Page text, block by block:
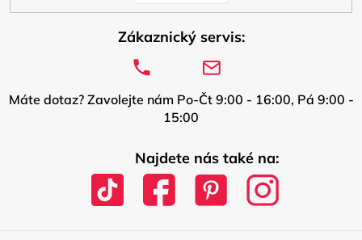
Zákaznický servis:
Máte dotaz? Zavolejte nám Po-Čt 9:00 - 16:00, Pá 9:00 -
15:00
Najdete nás také na: